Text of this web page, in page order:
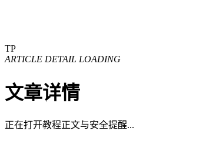
TP
ARTICLE DETAIL LOADING
文章详情
正在打开教程正文与安全提醒...